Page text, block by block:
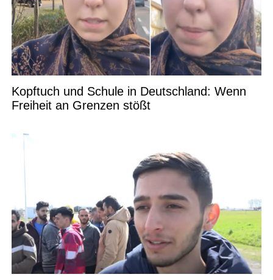
Kopftuch und Schule in Deutschland: Wenn
Freiheit an Grenzen stößt